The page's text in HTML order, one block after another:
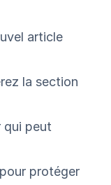
article
la section
qui peut
protéger